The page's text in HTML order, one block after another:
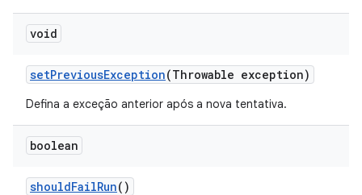
void
setPreviousException(Throwable exception)
Defina a exceção anterior após a nova tentativa.
boolean
shouldFailRun()